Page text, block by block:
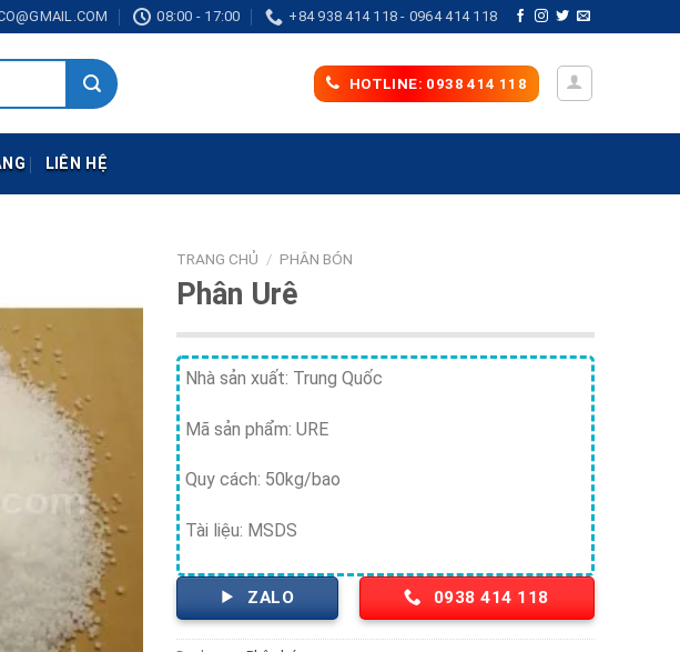
08:00 - 17:00 +84 938 414 118 - 0964 414 118
HOTLINE: 0938 414 118
LIÊN HỆ
TRANG CHỦ / PHÂN BÓN
Phân Urê
Nhà sản xuất: Trung Quốc
Mã sản phẩm: URE
Quy cách: 50kg/bao
Tài liệu: MSDS
ZALO 0938 414 118